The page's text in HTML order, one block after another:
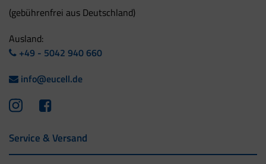
(gebührenfrei aus Deutschland)
Ausland:
+49 - 5042 940 660
info@eucell.de
Service & Versand